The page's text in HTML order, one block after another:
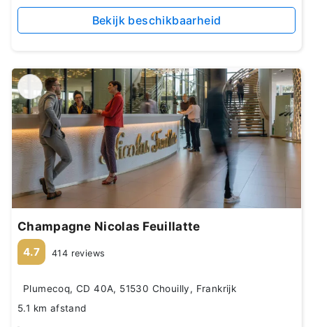
Bekijk beschikbaarheid
Champagne Nicolas Feuillatte
4.7 414 reviews
Plumecoq, CD 40A, 51530 Chouilly, Frankrijk
5.1 km afstand